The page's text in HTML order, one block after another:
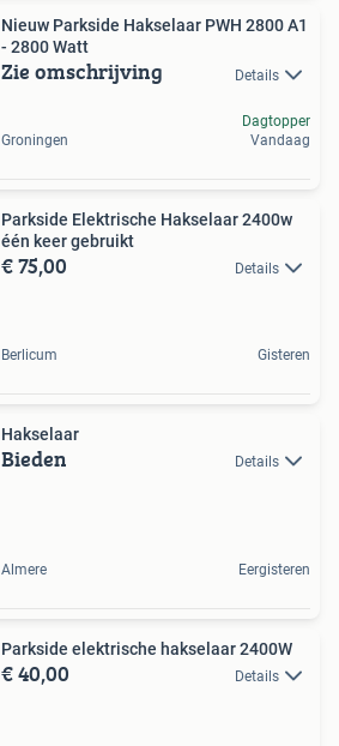
Nieuw Parkside Hakselaar PWH 2800 A1
- 2800 Watt
Zie omschrijving Details
Groningen
Dagtopper
Vandaag
Parkside Elektrische Hakselaar 2400w
één keer gebruikt
€ 75,00 Details
Berlicum Gisteren
Hakselaar
Bieden Details
Almere Eergisteren
Parkside elektrische hakselaar 2400W
€ 40,00 Details